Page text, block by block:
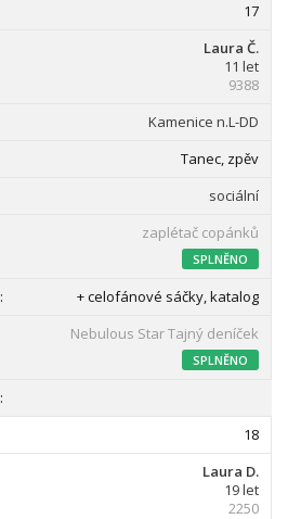
17
Laura Č.
11 let
9388
Kamenice n.L-DD
Tanec, zpěv
sociální
zaplétač copánků
SPLNĚNO
+ celofánové sáčky, katalog
Nebulous Star Tajný deníček
SPLNĚNO
18
Laura D.
19 let
2250